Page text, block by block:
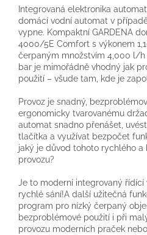
Integrovaná elektronika
domácí vodní automat v
vypne. Kompaktní GARDENA
4000/5E Comfort s výkonem
čerpaným množstvím 4,000 l/h
bar je mimořádně vhodný jak
použití – všude tam, kde je
Provoz je snadný,
ergonomicky tvarovanému
automat snadno přenášet,
tlačítka a využívat bezpočet
jaký je důvod tohoto rychlého
provozu?
Je to moderní integrovaný řídící
rychlé sání!A další užitečná
program pro nízký čerpaný
bezproblémové použití i při
provozu moderních praček